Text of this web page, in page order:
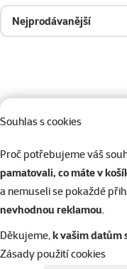
Souhlas s cookies
Proč potřebujeme váš
pamatovali, co máte v
a nemuseli se pokaždé
nevhodnou reklamou.
Děkujeme,k vašim datům
Zásady použití cookies
Nejprodávanější